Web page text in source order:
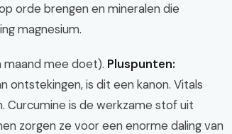
orde brengen en mineralen die
magnesium.
mee doet). Pluspunten:
ontstekingen, is dit een kanon. Vitals
Curcumine is de werkzame stof uit
zorgen ze voor een enorme daling van